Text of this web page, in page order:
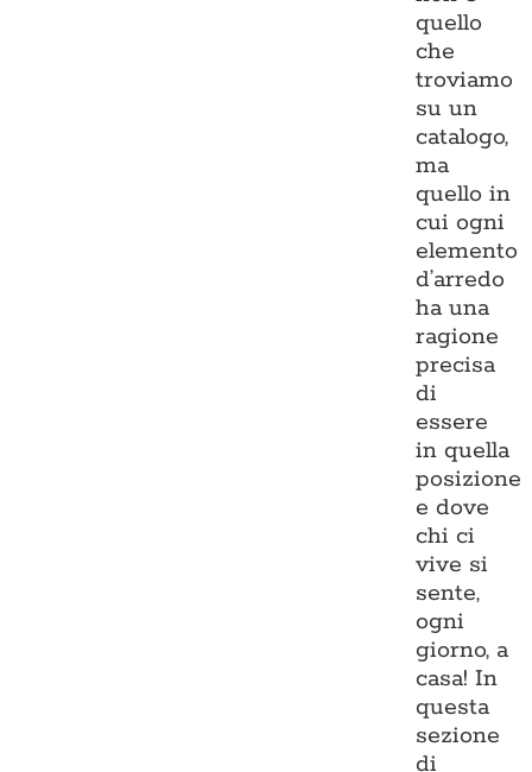
quello
che
troviamo
su un
catalogo,
ma
quello in
cui ogni
elemento
d’arredo
ha una
ragione
precisa
di
essere
in quella
posizione
e dove
chi ci
vive si
sente,
ogni
giorno, a
casa! In
questa
sezione
di